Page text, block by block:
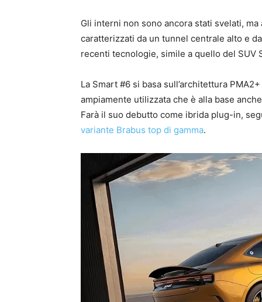
Gli interni non sono ancora stati svelati,
caratterizzati da un tunnel centrale alto e
recenti tecnologie, simile a quello del SUV
La Smart #6 si basa sull’architettura
ampiamente utilizzata che è alla base
Farà il suo debutto come ibrida plug-in,
variante Brabus top di gamma.